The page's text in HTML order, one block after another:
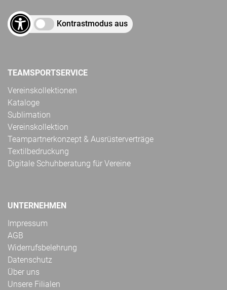
Kontrastmodus aus
TEAMSPORTSERVICE
Vereinskollektionen
Kataloge
Sublimation
Vereinskollektion
Teampartnerkonzept & Ausrüsterverträge
Textilbedruckung
Digitale Schuhberatung für Vereine
UNTERNEHMEN
Impressum
AGB
Widerrufsbelehrung
Datenschutz
Über uns
Unsere Filialen